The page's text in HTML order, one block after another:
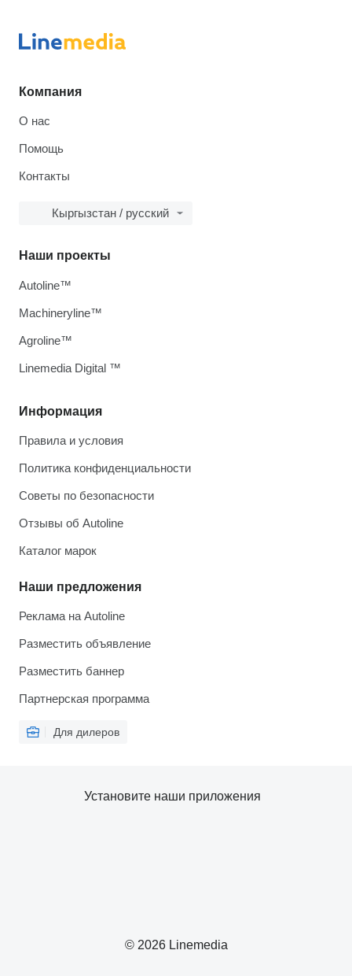
Компания
О нас
Помощь
Контакты
Кыргызстан / русский
Информация
Правила и условия
Политика конфиденциальности
Советы по безопасности
Отзывы об Autoline
Каталог марок
Наши предложения
Реклама на Autoline
Разместить объявление
Разместить баннер
Партнерская программа
Для дилеров
Наши проекты
Autoline™
Machineryline™
Agroline™
Linemedia Digital ™
© 2026 Linemedia
Установите наши приложения